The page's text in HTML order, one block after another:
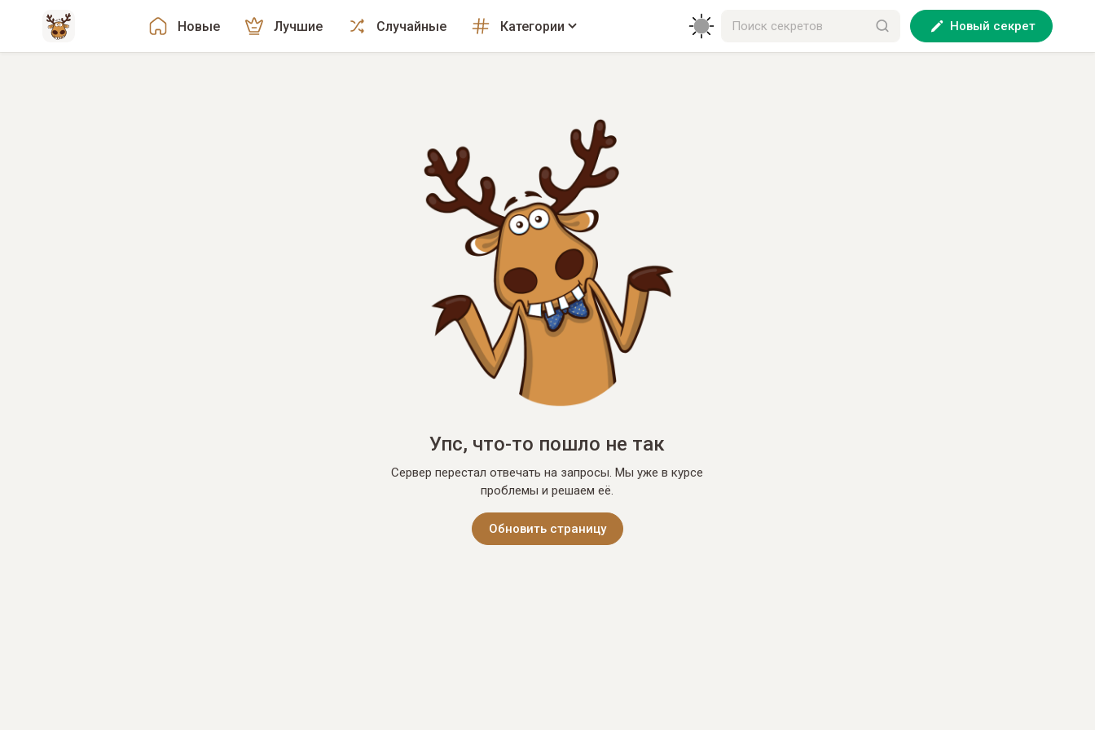
Новые Лучшие Случайные Категории Новый секрет
Упс, что-то пошло не так
Сервер перестал отвечать на запросы. Мы уже в курсе
проблемы и решаем её.
Обновить страницу